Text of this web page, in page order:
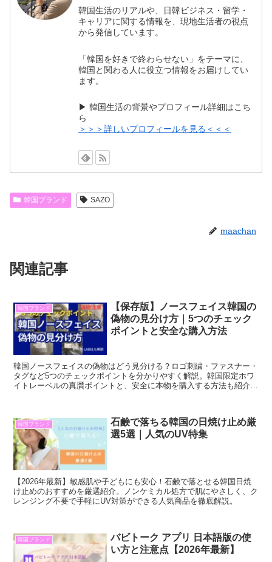
韓国生活のリアルや、日韓ビジネス・留学・
キャリアに関する情報を、現地生活者の視点
から発信しています。
「韓国を好きで終わらせない」をテーマに、
韓国と関わる人に役立つ情報をお届けしてい
ます。
▶ 韓国生活の背景やプロフィール詳細はこち
ら
＞＞＞詳しいプロフィールを見る＜＜＜
韓国ブランド SAZO
maachan
関連記事
韓国ブランド
【保存版】ノースフェイス韓国の
偽物の見分け方｜5つのチェック
ポイントと安全な購入方法
韓国ノースフェイスの偽物はどう見分ける？ロゴ刺繍・ファスナー・
タグなど5つのチェックポイントを分かりやすく解説。韓国限定ホワ
イトレーベルの真贋ポイントと、安全に本物を購入する方法も紹介し
韓国ブランド
石鹸で落ちる韓国の日焼け止め厳
選5選｜人気のUV特集
【2026年最新】敏感肌や子どもにも安心！石鹸で落とせる韓国日焼
け止めのおすすめを厳選紹介。ノンケミカル処方で肌にやさしく、ク
レンジング不要で手軽にUV対策ができる人気商品を徹底解説。
韓国ブランド
バビトーク アプリ 日本語版の使
い方と注意点【2026年最新】